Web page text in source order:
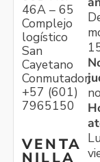
46A – 65
Complejo
logístico
San
Cayetano
Conmutador:
+57 (601)
7965150
VENTA
NILLA